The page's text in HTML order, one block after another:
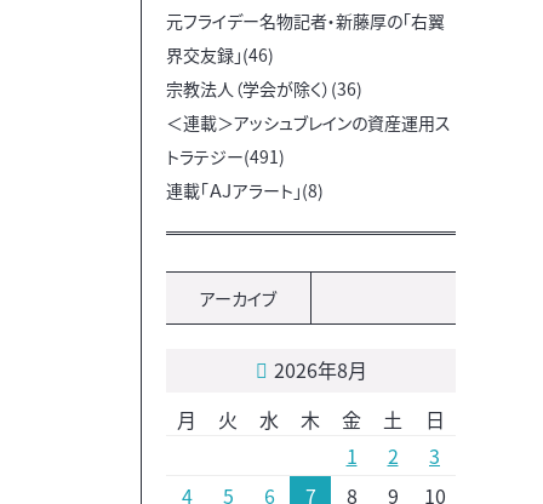
元フライデー名物記者・新藤厚の「右翼
界交友録」(46)
宗教法人（学会が除く）(36)
＜連載＞アッシュブレインの資産運用ス
トラテジー(491)
連載「ＡＪアラート」(8)
アーカイブ
2026年8月
月
火 水 木 金 土
日
1
2
3
4
5 6 7 8 9 10